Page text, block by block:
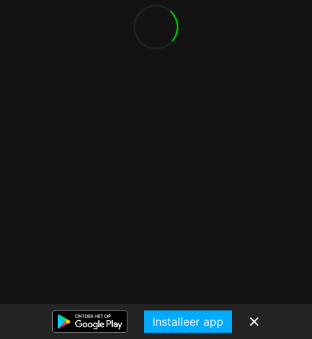
Installeer app